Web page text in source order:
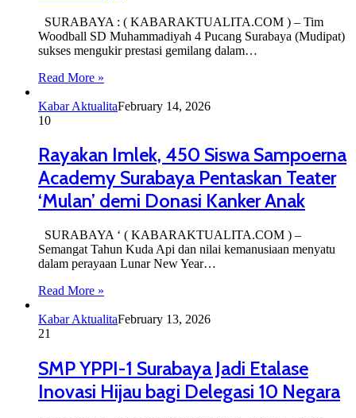
SURABAYA : ( KABARAKTUALITA.COM ) – Tim
Woodball SD Muhammadiyah 4 Pucang Surabaya (Mudipat)
sukses mengukir prestasi gemilang dalam…
Read More »
Kabar AktualitaFebruary 14, 2026
10
Rayakan Imlek, 450 Siswa Sampoerna
Academy Surabaya Pentaskan Teater
‘Mulan’ demi Donasi Kanker Anak
SURABAYA ‘ ( KABARAKTUALITA.COM ) –
Semangat Tahun Kuda Api dan nilai kemanusiaan menyatu
dalam perayaan Lunar New Year…
Read More »
Kabar AktualitaFebruary 13, 2026
21
SMP YPPI-1 Surabaya Jadi Etalase
Inovasi Hijau bagi Delegasi 10 Negara